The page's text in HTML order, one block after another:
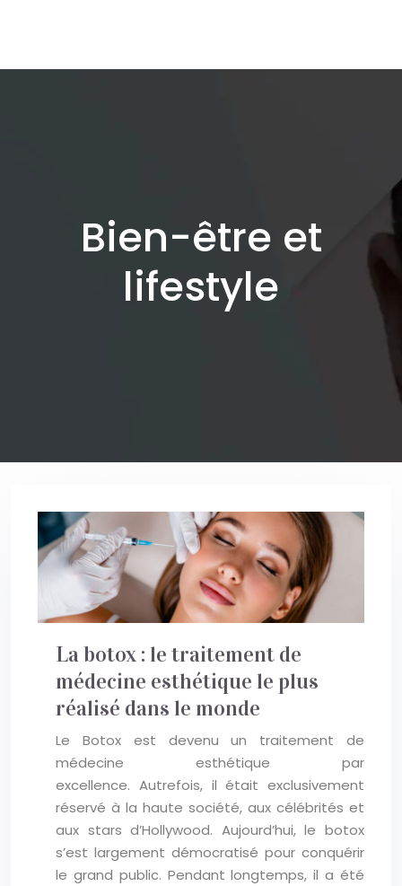
Bien-être et
lifestyle
La botox : le traitement de
médecine esthétique le plus
réalisé dans le monde
Le Botox est devenu un traitement de
médecine esthétique par
excellence. Autrefois, il était exclusivement
réservé à la haute société, aux célébrités et
aux stars d’Hollywood. Aujourd’hui, le botox
s’est largement démocratisé pour conquérir
le grand public. Pendant longtemps, il a été